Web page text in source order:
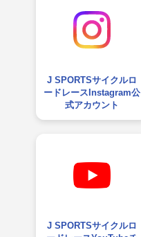
J SPORTSサイクルロ
ードレースInstagram公
式アカウント
J SPORTSサイクルロ